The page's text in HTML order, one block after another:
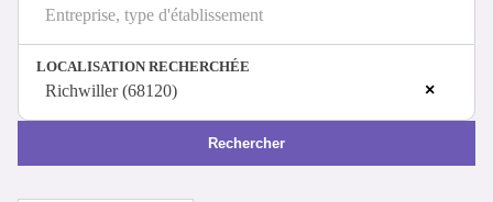
Se connecter
Espace candidat
Espace recruteur
Entreprise, type d'établissement
LOCALISATION RECHERCHÉE
×
Richwiller (68120)
Rechercher